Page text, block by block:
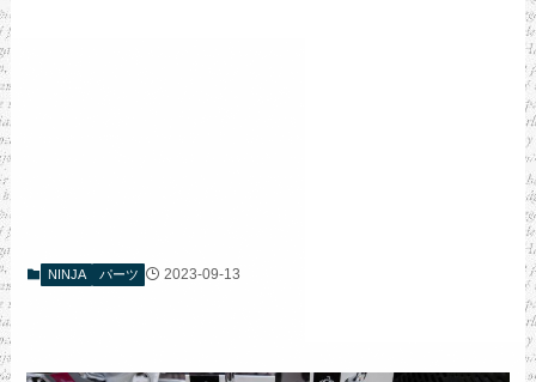
NINJA パーツ 2023-09-13